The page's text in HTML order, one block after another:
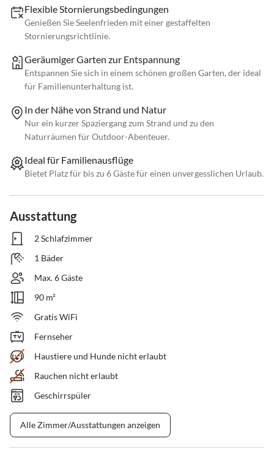
Flexible Stornierungsbedingungen
Genießen Sie Seelenfrieden mit einer gestaffelten
Stornierungsrichtlinie.
Geräumiger Garten zur Entspannung
Entspannen Sie sich in einem schönen großen Garten, der ideal
für Familienunterhaltung ist.
In der Nähe von Strand und Natur
Nur ein kurzer Spaziergang zum Strand und zu den
Naturräumen für Outdoor-Abenteuer.
Ideal für Familienausflüge
Bietet Platz für bis zu 6 Gäste für einen unvergesslichen Urlaub.
Ausstattung
2 Schlafzimmer
1 Bäder
Max. 6 Gäste
90 m²
Gratis WiFi
Fernseher
Haustiere und Hunde nicht erlaubt
Rauchen nicht erlaubt
Geschirrspüler
Alle Zimmer/Ausstattungen anzeigen